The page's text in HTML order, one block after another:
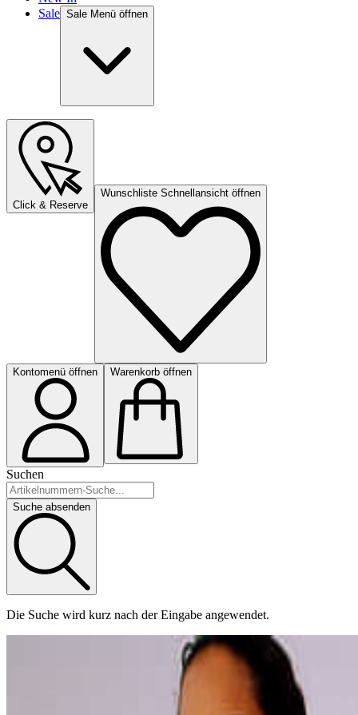
Sale Sale Menü öffnen
Click & Reserve
Wunschliste Schnellansicht öffnen
Kontomenü öffnen Warenkorb öffnen
Suchen
Suche absenden
Die Suche wird kurz nach der Eingabe angewendet.